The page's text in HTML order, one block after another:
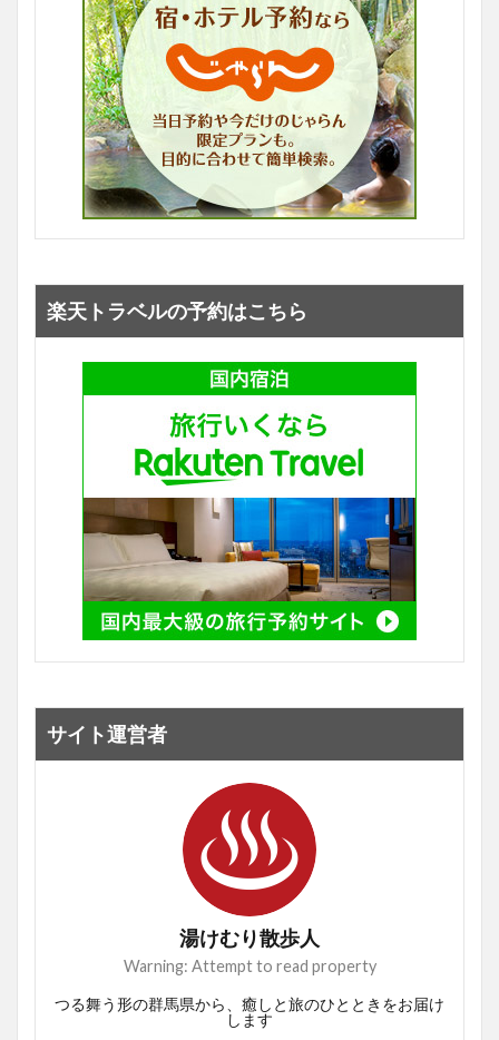
楽天トラベルの予約はこちら
サイト運営者
湯けむり散歩人
Warning: Attempt to read property
つる舞う形の群馬県から、癒しと旅のひとときをお届け
します